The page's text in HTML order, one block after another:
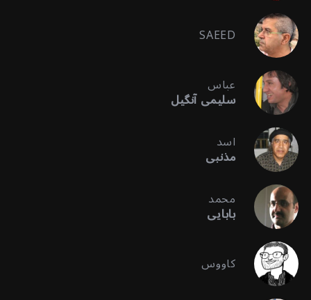
SAEED
عباس
سلیمی آنگیل
اسد
مذنبی
محمد
بابایی
کاووس